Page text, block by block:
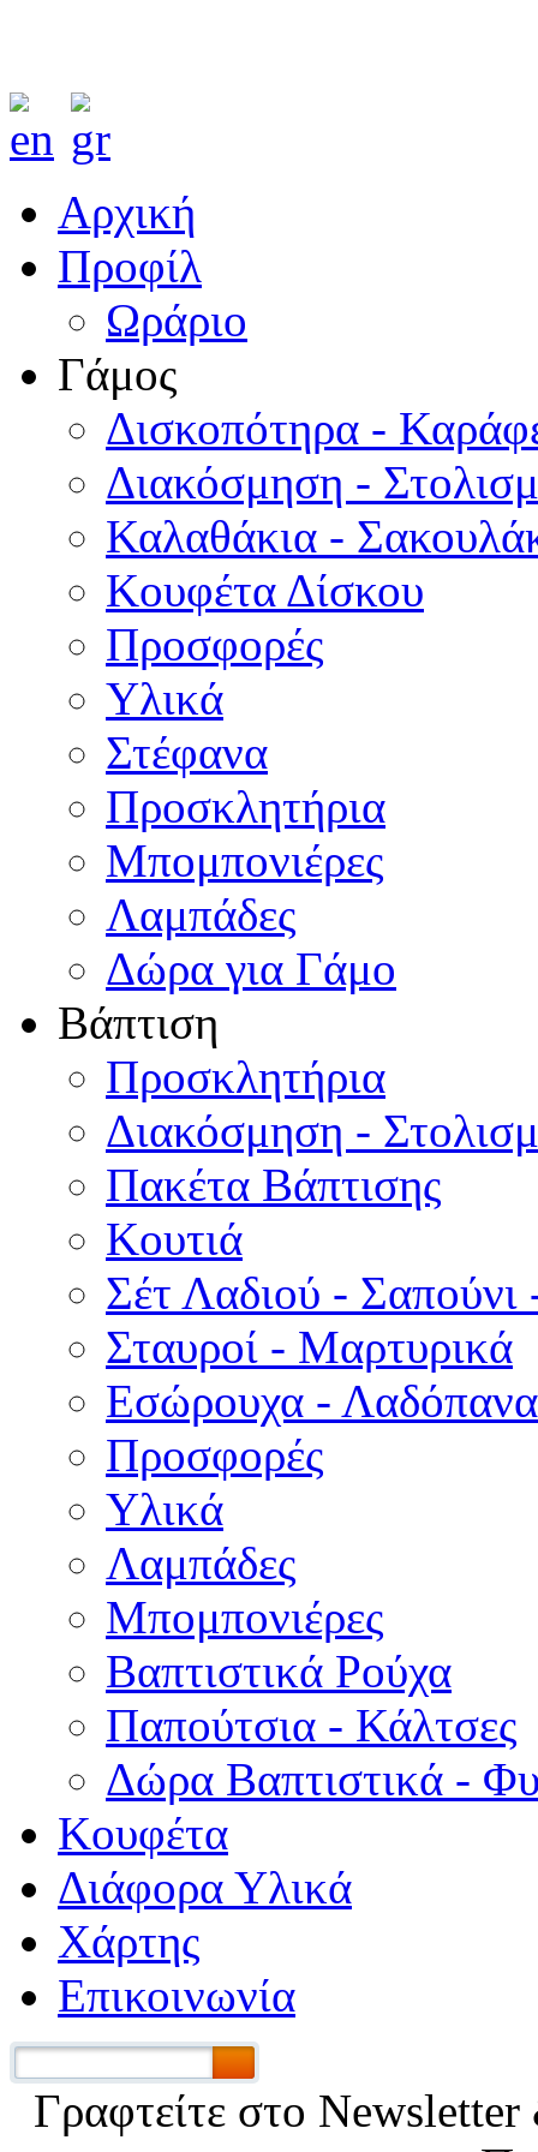
Αρχική
Προφίλ
Ωράριο
Γάμος
Δισκοπότηρα -
Διακόσμηση -
Καλαθάκια -
Κουφέτα Δίσκου
Προσφορές
Υλικά
Στέφανα
Προσκλητήρια
Μπομπονιέρες
Λαμπάδες
Δώρα για Γάμο
Βάπτιση
Προσκλητήρια
Διακόσμηση -
Πακέτα Βάπτισης
Κουτιά
Σέτ Λαδιού - Σαπούνι
Σταυροί - Μαρτυρικά
Εσώρουχα -
Προσφορές
Υλικά
Λαμπάδες
Μπομπονιέρες
Βαπτιστικά Ρούχα
Παπούτσια - Κάλτσες
Δώρα Βαπτιστικά -
Κουφέτα
Διάφορα Υλικά
Χάρτης
Επικοινωνία
Γραφτείτε στο Νewsletter